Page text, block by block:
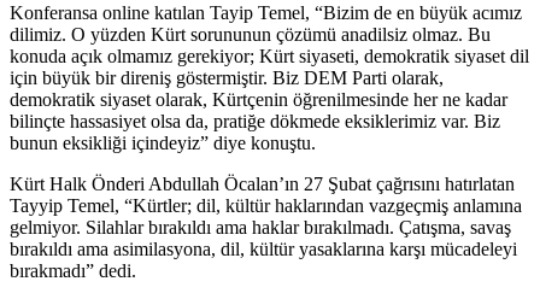
Konferansa online katılan Tayip Temel, “Bizim de en büyük acımız
dilimiz. O yüzden Kürt sorununun çözümü anadilsiz olmaz. Bu
konuda açık olmamız gerekiyor; Kürt siyaseti, demokratik siyaset dil
için büyük bir direniş göstermiştir. Biz DEM Parti olarak,
demokratik siyaset olarak, Kürtçenin öğrenilmesinde her ne kadar
bilinçte hassasiyet olsa da, pratiğe dökmede eksiklerimiz var. Biz
bunun eksikliği içindeyiz” diye konuştu.
Kürt Halk Önderi Abdullah Öcalan’ın 27 Şubat çağrısını hatırlatan
Tayyip Temel, “Kürtler; dil, kültür haklarından vazgeçmiş anlamına
gelmiyor. Silahlar bırakıldı ama haklar bırakılmadı. Çatışma, savaş
bırakıldı ama asimilasyona, dil, kültür yasaklarına karşı mücadeleyi
bırakmadı” dedi.